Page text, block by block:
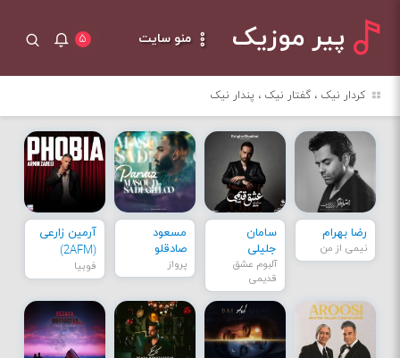
پیر موزیک منو سایت ۵
کردار نیک ، گفتار نیک ، پندار نیک
رضا بهرام
نیمی از من
سامان
جلیلی
آلبوم عشق
قدیمی
مسعود
صادقلو
پرواز
آرمین زارعی
(2AFM)
فوبیا